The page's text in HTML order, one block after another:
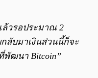
วรอประมาณ 2
ลับมาเงินส่วนนี้ก็จะ
พัฒนา Bitcoin”